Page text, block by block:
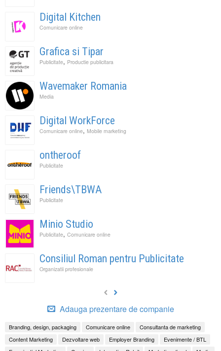
Digital Kitchen
Comunicare online
Grafica si Tipar
Publicitate, Productie publicitara
Wavemaker Romania
Media
Digital WorkForce
Comunicare online, Mobile marketing
ontheroof
Publicitate
Friends\TBWA
Publicitate
Minio Studio
Publicitate, Comunicare online
Consiliul Roman pentru Publicitate
Organizatii profesionale
Adauga prezentare de companie
Branding, design, packaging Comunicare online
Consultanta de marketing
Content Marketing
Dezvoltare web Employer Branding
Evenimente / BTL